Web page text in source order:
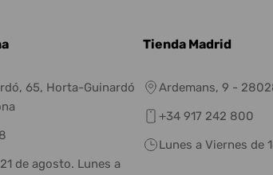
65, Horta-Guinardó
de agosto. Lunes a
Tienda Madrid
Ardemans, 9 -
+34 917 242 800
Lunes a Viernes de